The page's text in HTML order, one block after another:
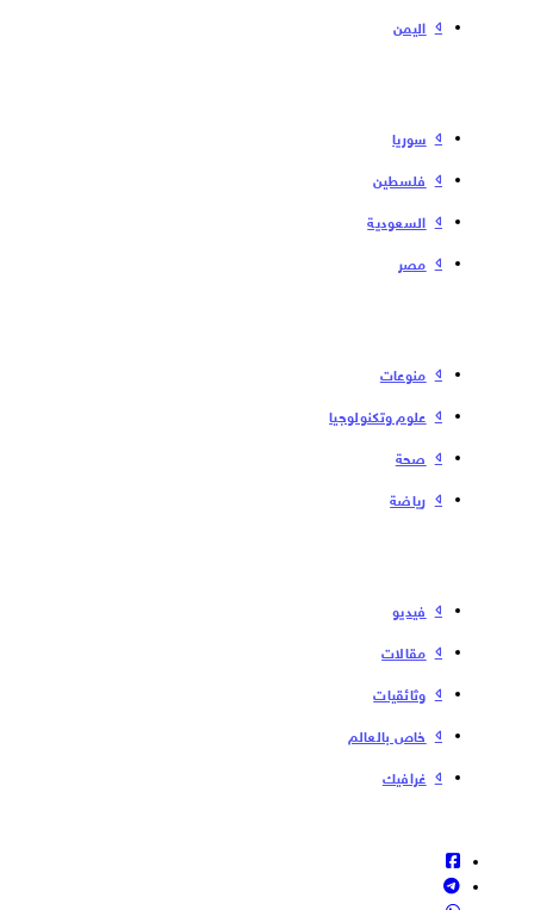
الیمن
سوریا
فلسطین
السعودية
مصر
منوعات
علوم وتكنولوجيا
صحة
رياضة
فیدیو
مقالات
وثائقيات
خاص بالعالم
غرافيك